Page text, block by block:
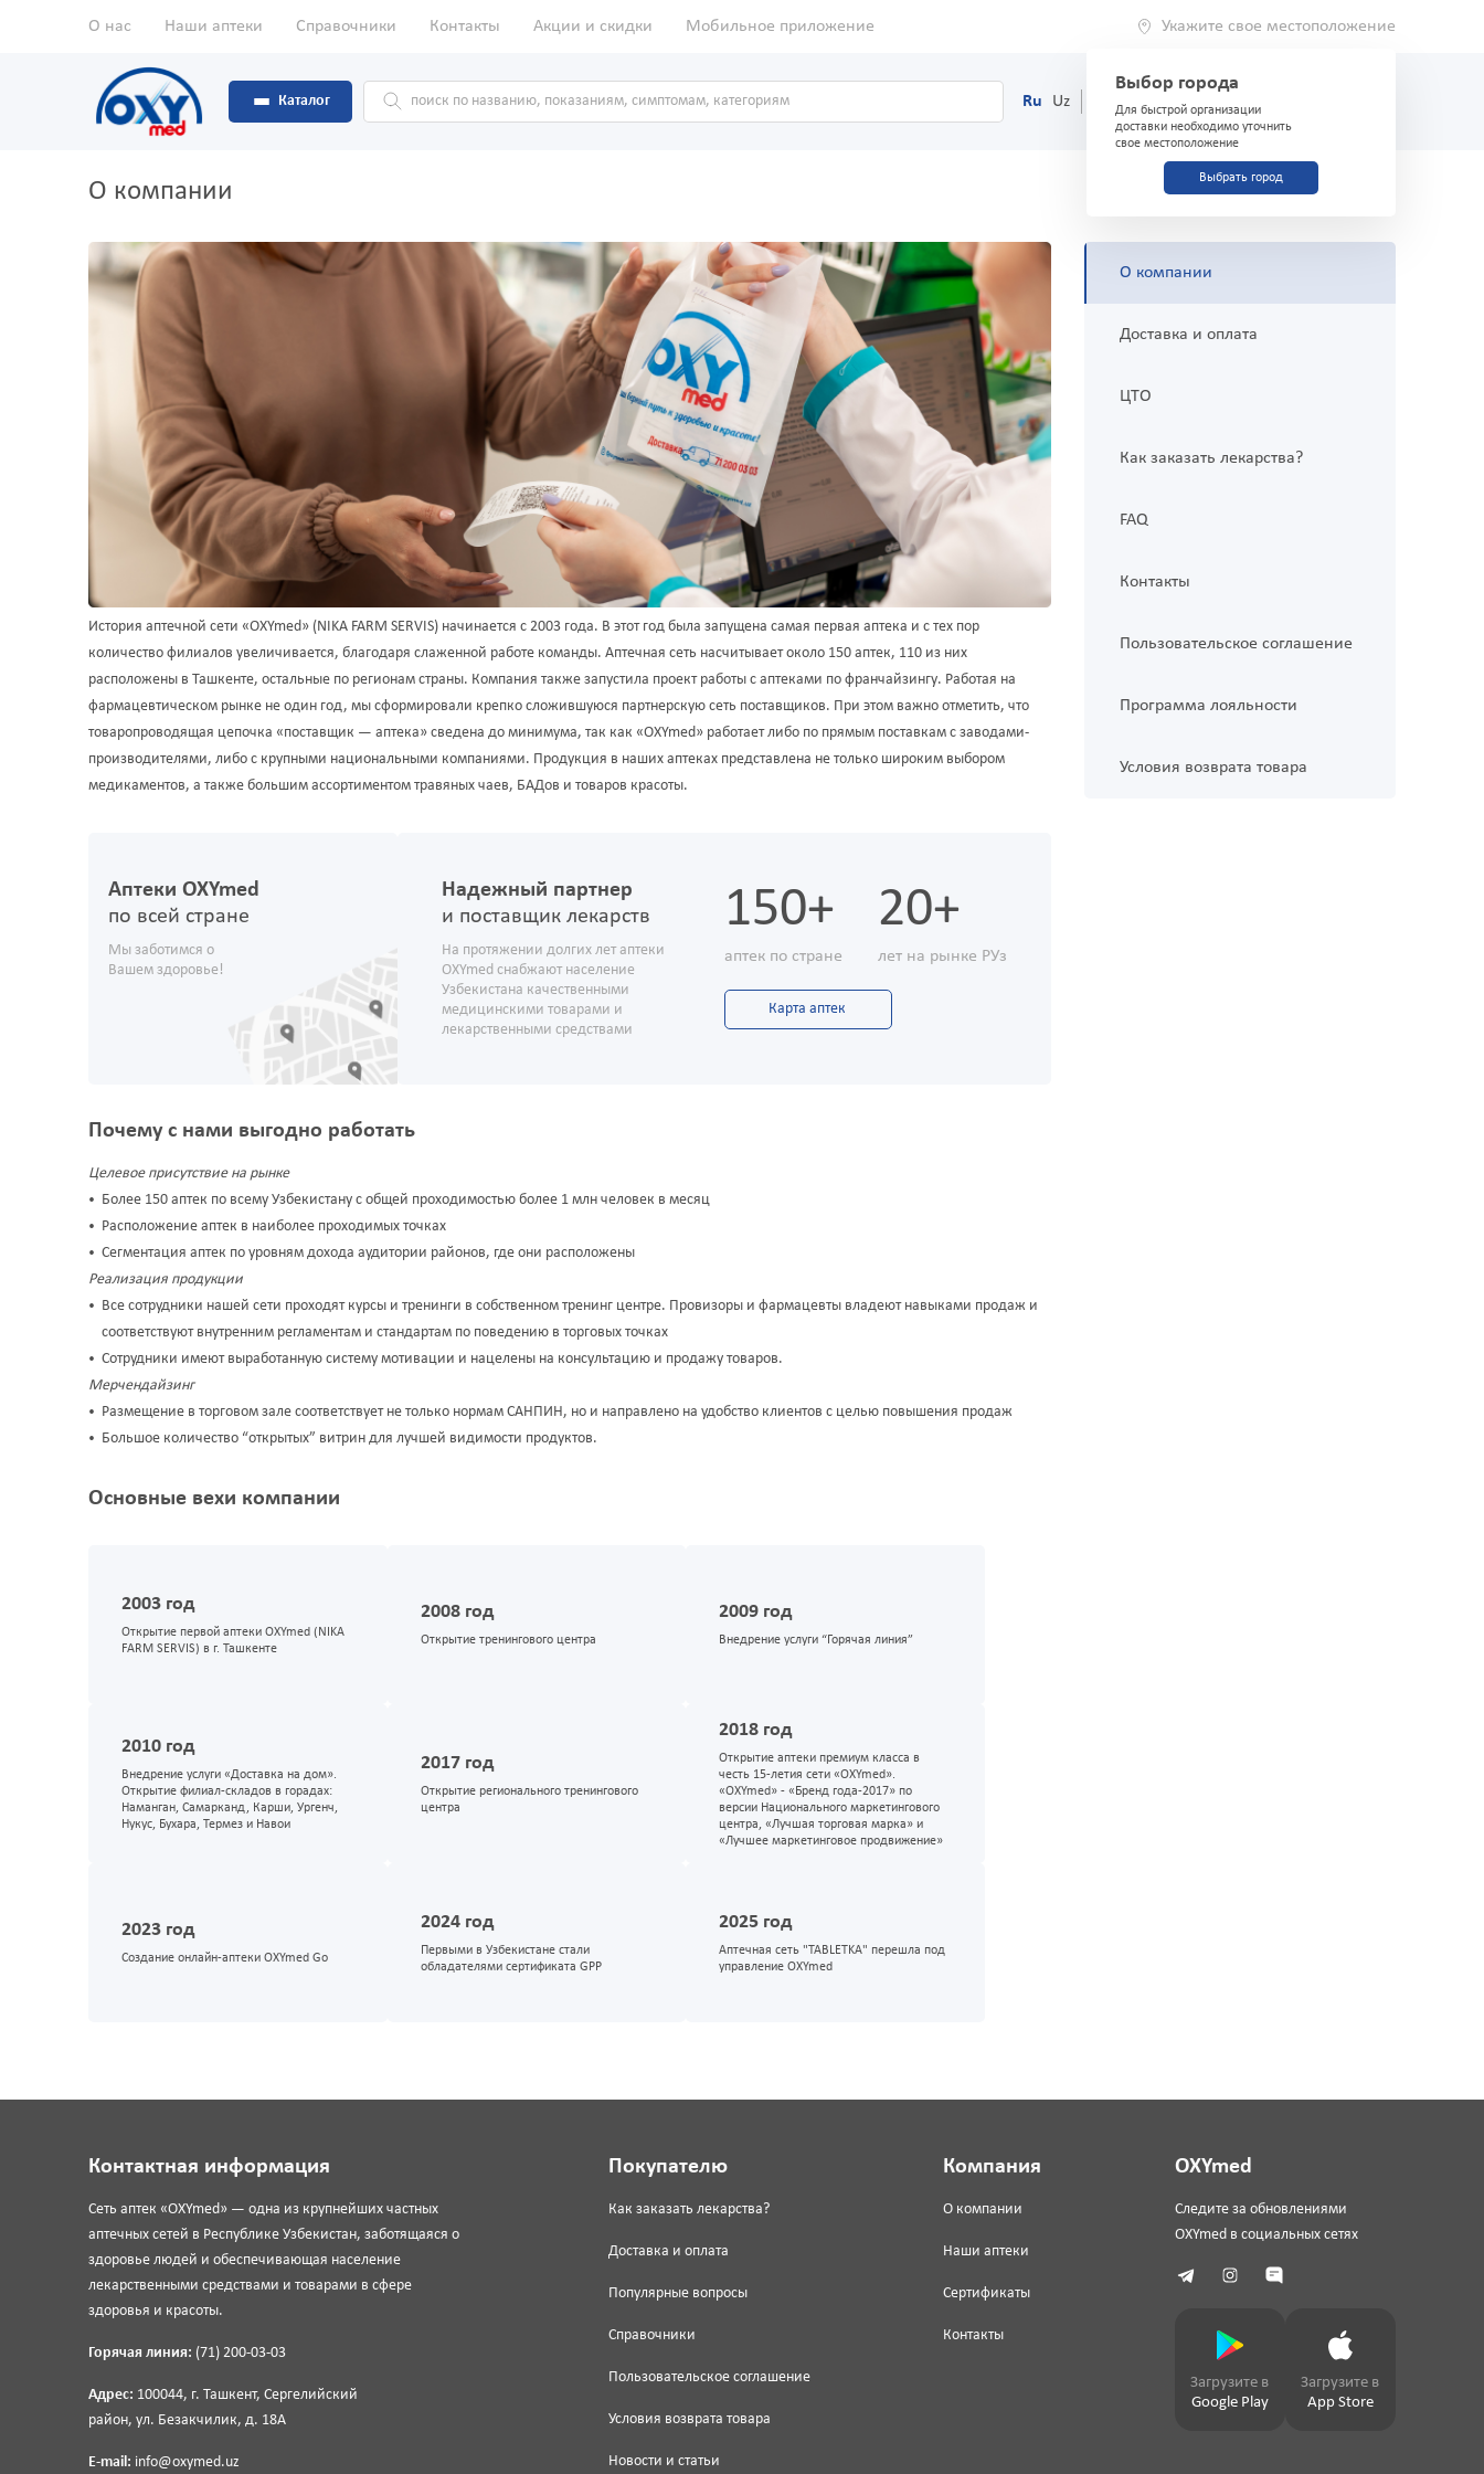
О нас Наши аптеки Справочники Контакты Акции и скидки Мобильное приложение Укажите свое местоположение
Выбор города
Для быстрой организации
доставки необходимо уточнить
свое местоположение
Выбрать город
Каталог Ru Uz (71) 200-03-03
О компании
История аптечной сети «OXYmed» (NIKA FARM SERVIS) начинается с 2003 года. В этот год была запущена самая первая аптека и с тех пор
количество филиалов увеличивается, благодаря слаженной работе команды. Аптечная сеть насчитывает около 150 аптек, 110 из них
расположены в Ташкенте, остальные по регионам страны. Компания также запустила проект работы с аптеками по франчайзингу. Работая на
фармацевтическом рынке не один год, мы сформировали крепко сложившуюся партнерскую сеть поставщиков. При этом важно отметить, что
товаропроводящая цепочка «поставщик — аптека» сведена до минимума, так как «OXYmed» работает либо по прямым поставкам с заводами-
производителями, либо с крупными национальными компаниями. Продукция в наших аптеках представлена не только широким выбором
медикаментов, а также большим ассортиментом травяных чаев, БАДов и товаров красоты.
Аптеки OXYmed
по всей стране
Мы заботимся о
Вашем здоровье!
Надежный партнер
и поставщик лекарств
На протяжении долгих лет аптеки
OXYmed снабжают население
Узбекистана качественными
медицинскими товарами и
лекарственными средствами
150+
аптек по стране
20+
лет на рынке РУз
Карта аптек
Почему с нами выгодно работать
Целевое присутствие на рынке
Более 150 аптек по всему Узбекистану с общей проходимостью более 1 млн человек в месяц
Расположение аптек в наиболее проходимых точках
Сегментация аптек по уровням дохода аудитории районов, где они расположены
Реализация продукции
Все сотрудники нашей сети проходят курсы и тренинги в собственном тренинг центре. Провизоры и фармацевты владеют навыками продаж и
соответствуют внутренним регламентам и стандартам по поведению в торговых точках
Сотрудники имеют выработанную систему мотивации и нацелены на консультацию и продажу товаров.
Мерчендайзинг
Размещение в торговом зале соответствует не только нормам САНПИН, но и направлено на удобство клиентов с целью повышения продаж
Большое количество “открытых” витрин для лучшей видимости продуктов.
Основные вехи компании
2003 год
Открытие первой аптеки OXYmed (NIKA
FARM SERVIS) в г. Ташкенте
2008 год
Открытие тренингового центра
2009 год
Внедрение услуги “Горячая линия”
2010 год
Внедрение услуги «Доставка на дом».
Открытие филиал-складов в горадах:
Наманган, Самарканд, Карши, Ургенч,
Нукус, Бухара, Термез и Навои
2017 год
Открытие регионального тренингового
центра
2018 год
Открытие аптеки премиум класса в
честь 15-летия сети «OXYmed».
«OXYmed» - «Бренд года-2017» по
версии Национального маркетингового
центра, «Лучшая торговая марка» и
«Лучшее маркетинговое продвижение»
2023 год
Создание онлайн-аптеки OXYmed Go
2024 год
Первыми в Узбекистане стали
обладателями сертификата GPP
2025 год
Аптечная сеть "TABLETKA" перешла под
управление OXYmed
О компании
Доставка и оплата
ЦТО
Как заказать лекарства?
FAQ
Контакты
Пользовательское соглашение
Программа лояльности
Условия возврата товара
Контактная информация
Сеть аптек «OXYmed» — одна из крупнейших частных
аптечных сетей в Республике Узбекистан, заботящаяся о
здоровье людей и обеспечивающая население
лекарственными средствами и товарами в сфере
здоровья и красоты.
Горячая линия: (71) 200-03-03
Адрес: 100044, г. Ташкент, Сергелийский
район, ул. Безакчилик, д. 18А
E-mail: info@oxymed.uz
Покупателю
Как заказать лекарства?
Доставка и оплата
Популярные вопросы
Справочники
Пользовательское соглашение
Условия возврата товара
Новости и статьи
Компания
О компании
Наши аптеки
Сертификаты
Контакты
OXYmed
Следите за обновлениями
OXYmed в социальных сетях
Загрузите в
Google Play
Загрузите в
App Store